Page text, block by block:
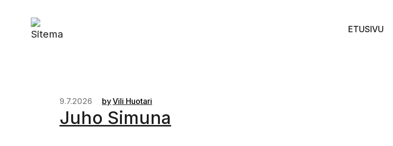
ETUSIVU
9.7.2026 byVili Huotari
Juho Simuna